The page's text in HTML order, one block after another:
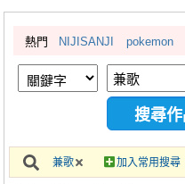
繪圖藝廊
交流中心
攤位轉讓區
會員中心
註冊會員
熱門 NIJISANJI pokemon
兼歌 加入常用搜尋